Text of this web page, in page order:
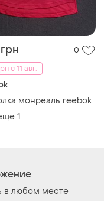
0
с 11 авг.
монреаль reebok
1
в любом месте